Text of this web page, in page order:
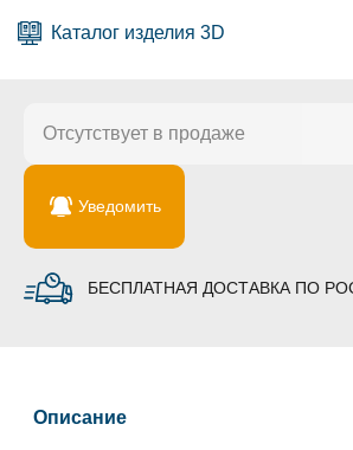
Каталог изделия 3D
Отсутствует в продаже
Уведомить
БЕСПЛАТНАЯ ДОСТАВКА ПО
Описание